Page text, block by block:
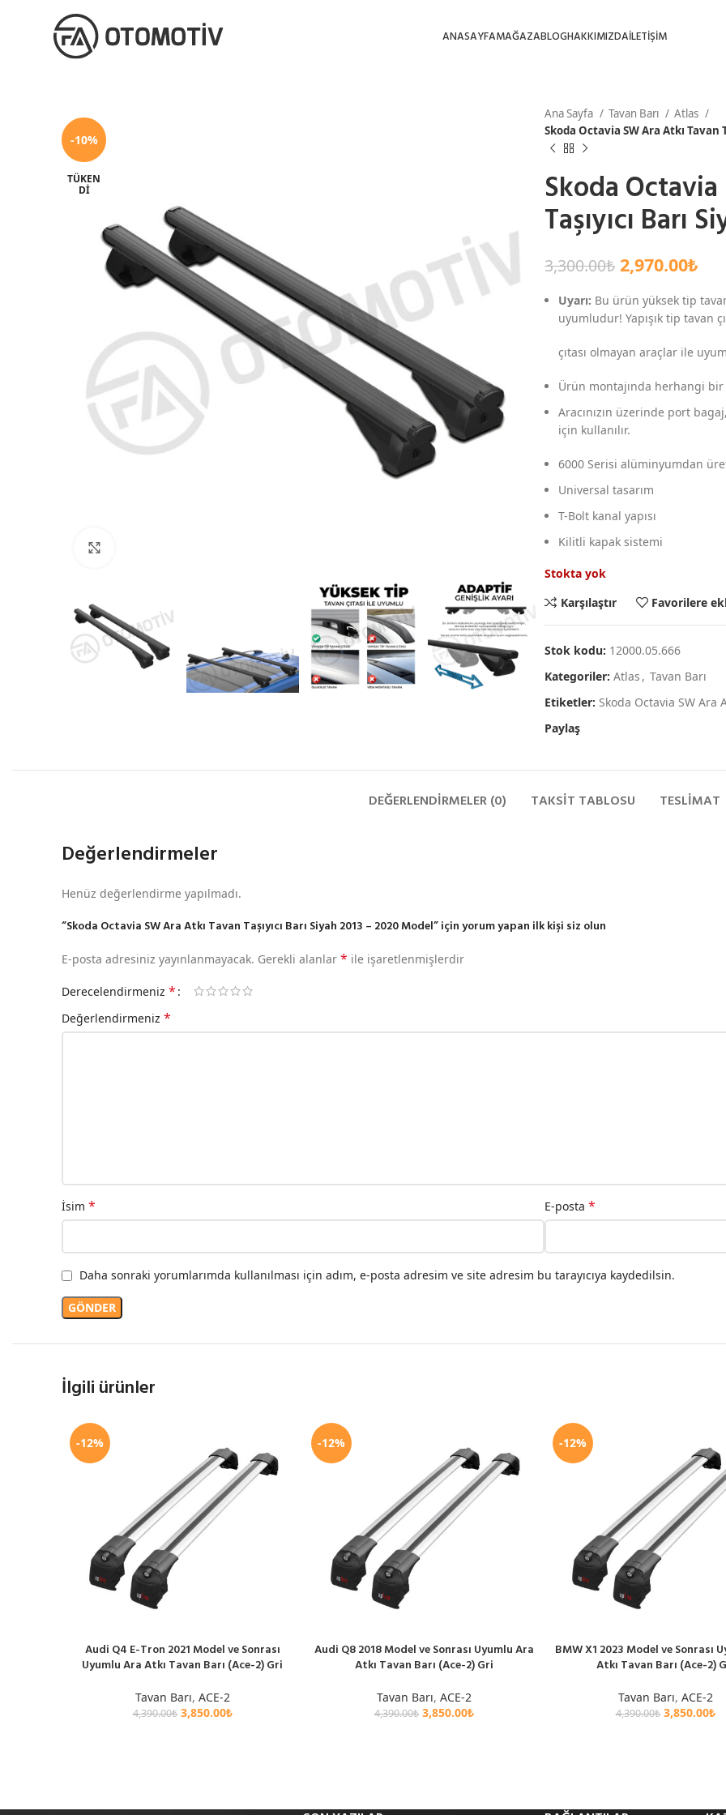
ANASAYFAMAĞAZABLOGHAKKIMIZDAİLETİŞİM
-10%
TÜKEN
DI
Ana Sayfa Tavan Barı
Atlas
Skoda Octavia SW Ara Atkı Tavan
Skoda
Taşıyıcı Barı
3,300.00₺ 2,970.00₺
Uyarı: Bu ürün yüksek tip
uyumludur! Yapışık tip tavan
çıtası olmayan araçlar ile
Ürün montajında herhangi
Aracınızın üzerinde port
için kullanılır.
6000 Serisi alüminyumdan
Universal tasarım
T-Bolt kanal yapısı
Kilitli kapak sistemi
Stokta yok
Karşılaştır
Favorilere
Stok kodu: 12000.05.666
Kategoriler: Atlas , Tavan Barı
Etiketler: Skoda Octavia SW Ara
Paylaş
DEĞERLENDIRMELER (0) TAKSIT TABLOSU TESLIMAT
Değerlendirmeler
Henüz değerlendirme yapılmadı.
“Skoda Octavia SW Ara Atkı Tavan Taşıyıcı Barı Siyah 2013 – 2020 Model” için yorum yapan ilk kişi siz olun
E-posta adresiniz yayınlanmayacak. Gerekli alanlar * ile işaretlenmişlerdir
Derecelendirmeniz *
Değerlendirmeniz *
İsim * E-posta *
Daha sonraki yorumlarımda kullanılması için adım, e-posta adresim ve site adresim bu tarayıcıya kaydedilsin.
İlgili ürünler
-12%
SEPETE EKLE
Audi Q4 E-Tron 2021 Model ve Sonrası
Uyumlu Ara Atkı Tavan Barı (Ace-2) Gri
Tavan Barı, ACE-2
4,390.00₺ 3,850.00₺
-12%
SEPETE EKLE
Audi Q8 2018 Model ve Sonrası Uyumlu Ara
Atkı Tavan Barı (Ace-2) Gri
Tavan Barı, ACE-2
4,390.00₺ 3,850.00₺
-12%
SEPETE EKLE
BMW X1 2023 Model ve Sonrası
Atkı Tavan Barı (Ace-2)
Tavan Barı, ACE-2
4,390.00₺ 3,850.00₺